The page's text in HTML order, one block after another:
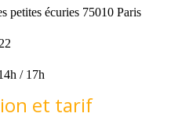
petites écuries 75010 Paris
/ 17h
et tarif